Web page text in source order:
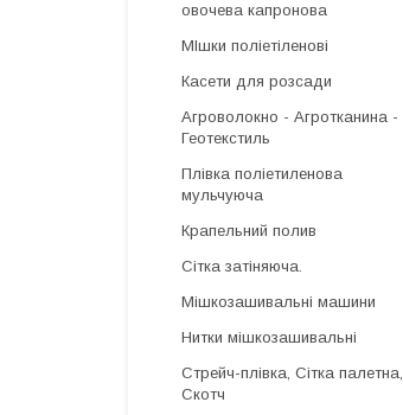
овочева капронова
МІшки поліетіленові
Касети для розсади
Агроволокно - Агротканина -
Геотекстиль
Плівка поліетиленова
мульчуюча
Крапельний полив
Сітка затіняюча.
Мішкозашивальні машини
Нитки мішкозашивальні
Стрейч-плівка, Сітка палетна,
Скотч